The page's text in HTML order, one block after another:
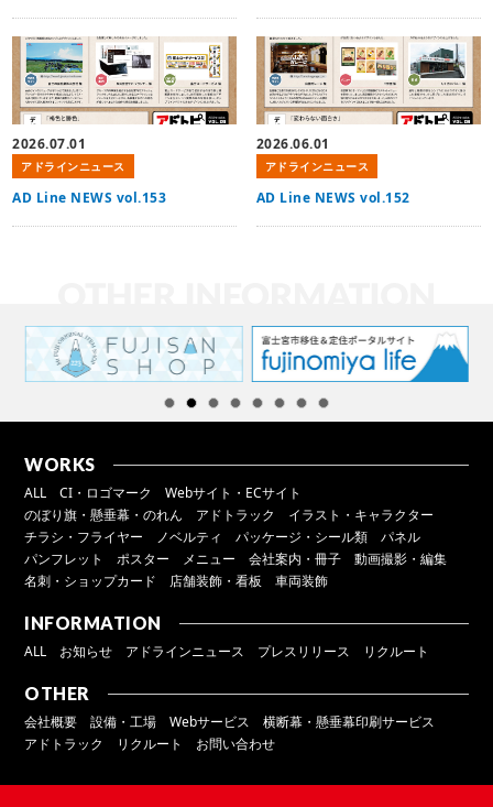
2026.07.01
アドラインニュース
AD Line NEWS vol.153
2026.06.01
アドラインニュース
AD Line NEWS vol.152
WORKS
ALL CI・ロゴマーク
Webサイト・ECサイト
のぼり旗・懸垂幕・のれん
アドトラック
イラスト・キャラクター
チラシ・フライヤー
ノベルティ パッケージ・シール類
パネル
パンフレット
ポスター メニュー 会社案内・冊子
動画撮影・編集
名刺・ショップカード
店舗装飾・看板 車両装飾
INFORMATION
ALL お知らせ アドラインニュース プレスリリース リクルート
OTHER
会社概要 設備・工場 Webサービス
横断幕・懸垂幕印刷サービス
アドトラック
リクルート お問い合わせ